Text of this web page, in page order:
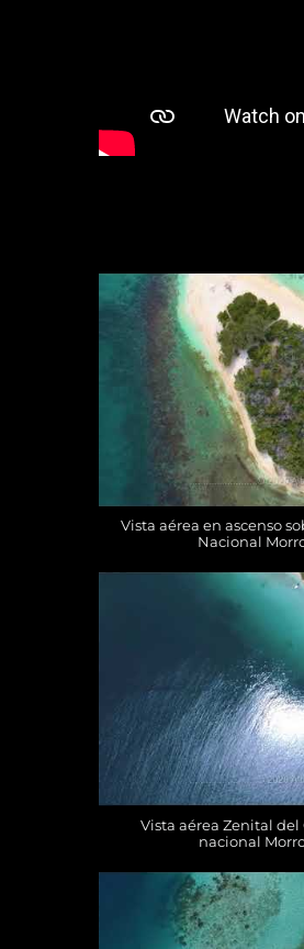
Vista aérea en ascenso
Nacional
Vista aérea Zenital del
nacional